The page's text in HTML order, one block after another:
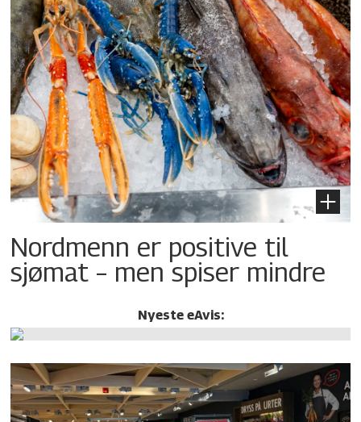
Nordmenn er positive til
sjømat – men spiser mindre
Nyeste eAvis: